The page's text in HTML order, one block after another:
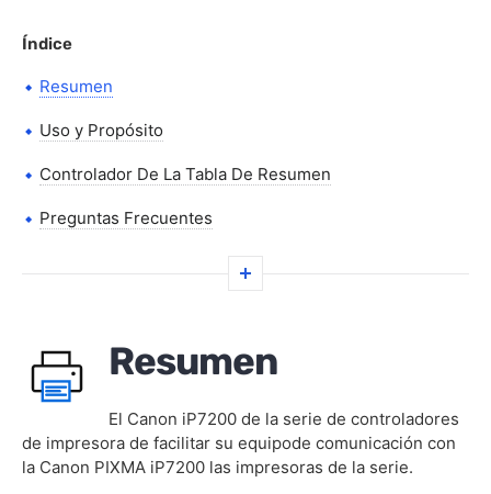
Índice
Resumen
Uso y Propósito
Controlador De La Tabla De Resumen
Preguntas Frecuentes
Resumen
El Canon iP7200 de la serie de controladores
de impresora de facilitar su equipode comunicación con
la Canon PIXMA iP7200 las impresoras de la serie.